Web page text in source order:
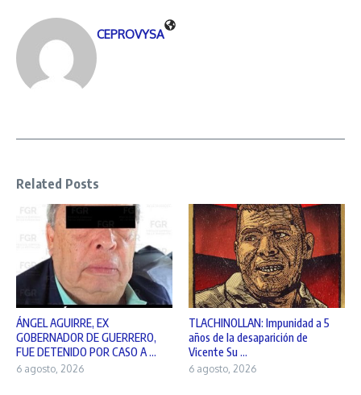
CEPROVYSA
Related Posts
ÁNGEL AGUIRRE, EX
GOBERNADOR DE GUERRERO,
FUE DETENIDO POR CASO A ...
6 agosto, 2026
TLACHINOLLAN: Impunidad a 5
años de la desaparición de
Vicente Su ...
6 agosto, 2026